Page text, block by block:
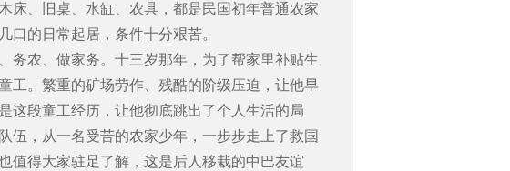
床、旧桌、水缸、农具，都是民国初年普通农家
口的日常起居，条件十分艰苦。
务农、做家务。十三岁那年，为了帮家里补贴生
工。繁重的矿场劳作、残酷的阶级压迫，让他早
这段童工经历，让他彻底跳出了个人生活的局
伍，从一名受苦的农家少年，一步步走上了救国
值得大家驻足了解，这是后人移栽的中巴友谊